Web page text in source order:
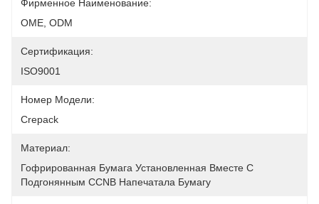
Фирменное Наименование:
OME, ODM
Сертификация:
ISO9001
Номер Модели:
Crepack
Материал:
Гофрированная Бумага Установленная Вместе С
Подгонянным CCNB Напечатала Бумагу